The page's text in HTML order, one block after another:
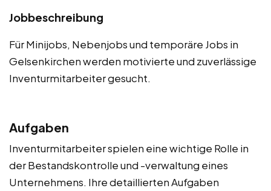
Jobbeschreibung
Für Minijobs, Nebenjobs und temporäre Jobs in
Gelsenkirchen werden motivierte und zuverlässige
Inventurmitarbeiter gesucht.
Aufgaben
Inventurmitarbeiter spielen eine wichtige Rolle in
der Bestandskontrolle und -verwaltung eines
Unternehmens. Ihre detaillierten Aufgaben